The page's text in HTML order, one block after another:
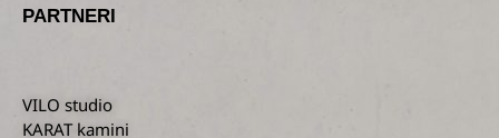
PARTNERI
VILO studio
KARAT kamini